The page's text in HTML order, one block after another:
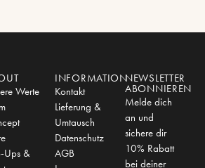
Werte
Ups &
INFORMATION
Kontakt
Lieferung &
Umtausch
Datenschutz
AGB
NEWSLETTER
ABONNIEREN
Melde dich
an und
sichere dir
10% Rabatt
bei deiner